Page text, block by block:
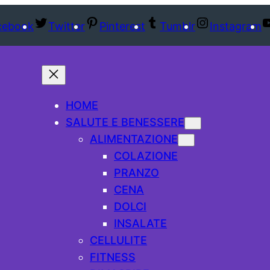
Twitter Pinterest Tumblr Instagram
HOME
SALUTE E BENESSERE
ALIMENTAZIONE
COLAZIONE
PRANZO
CENA
DOLCI
INSALATE
CELLULITE
FITNESS